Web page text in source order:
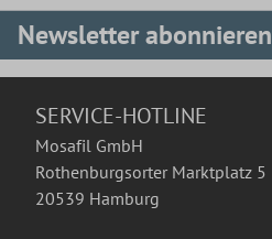
Newsletter abonnieren
SERVICE-HOTLINE
Mosafil GmbH
Rothenburgsorter Marktplatz 5
20539 Hamburg